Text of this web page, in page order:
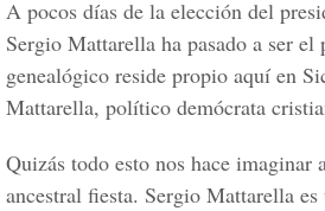
A pocos días de la elección del
Sergio Mattarella ha pasado a ser
genealógico reside propio aquí en
Mattarella, político demócrata
Quizás todo esto nos hace imaginar
ancestral fiesta. Sergio Mattarella